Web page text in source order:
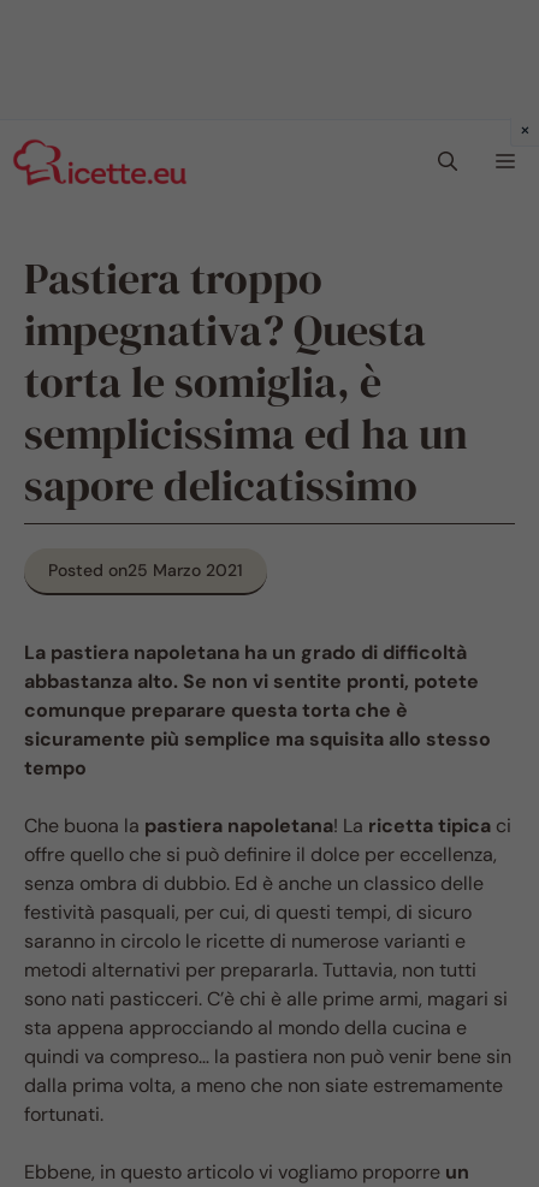
al
contenuto
Pastiera troppo
impegnativa? Questa
torta le somiglia, è
semplicissima ed ha un
sapore delicatissimo
Posted on25 Marzo 2021
La pastiera napoletana ha un grado di difficoltà
abbastanza alto. Se non vi sentite pronti, potete
comunque preparare questa torta che è
sicuramente più semplice ma squisita allo stesso
tempo
Che buona la pastiera napoletana! La ricetta tipica ci
offre quello che si può definire il dolce per eccellenza,
senza ombra di dubbio. Ed è anche un classico delle
festività pasquali, per cui, di questi tempi, di sicuro
saranno in circolo le ricette di numerose varianti e
metodi alternativi per prepararla. Tuttavia, non tutti
sono nati pasticceri. C’è chi è alle prime armi, magari si
sta appena approcciando al mondo della cucina e
quindi va compreso… la pastiera non può venir bene sin
dalla prima volta, a meno che non siate estremamente
fortunati.
Ebbene, in questo articolo vi vogliamo proporre un